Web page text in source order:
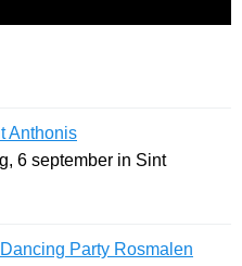
Anthonis
6 september in Sint
Party Rosmalen